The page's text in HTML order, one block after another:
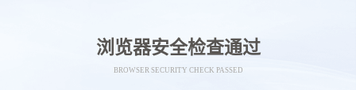
浏览器安全检查通过
BROWSER SECURITY CHECK PASSED